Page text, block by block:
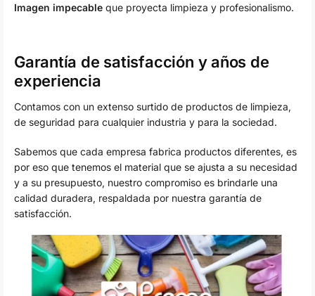
Imagen impecable que proyecta limpieza y profesionalismo.
Garantía de satisfacción y años de
experiencia
Contamos con un extenso surtido de productos de limpieza,
de seguridad para cualquier industria y para la sociedad.
Sabemos que cada empresa fabrica productos diferentes, es
por eso que tenemos el material que se ajusta a su necesidad
y a su presupuesto, nuestro compromiso es brindarle una
calidad duradera, respaldada por nuestra garantía de
satisfacción.